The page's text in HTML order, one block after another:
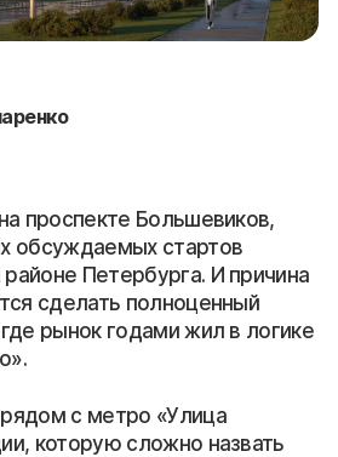
проспекте Большевиков,
обсуждаемых стартов
Петербурга. И причина
сделать полноценный
рынок годами жил в логике
с метро «Улица
которую сложно назвать